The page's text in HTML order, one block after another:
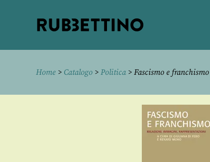
Home > Catalogo > Politica> Fascismo e franchismo